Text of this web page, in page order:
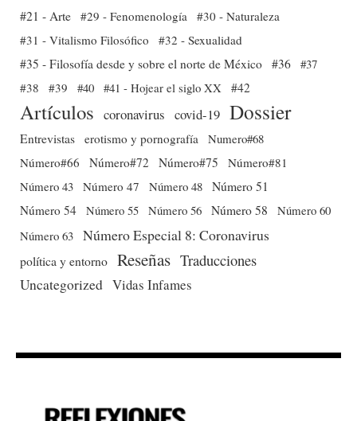
#21 - Arte #29 - Fenomenología
#30 - Naturaleza
#31 - Vitalismo Filosófico
#32 - Sexualidad
#35 - Filosofía desde y sobre el norte de México #36 #37
#38
#39 #40 #41 - Hojear el siglo XX #42
Artículos coronavirus covid-19 Dossier
Entrevistas erotismo y pornografía
Numero#68
Número#66
Número#72 Número#75
Número#81
Número 43 Número 47 Número 48 Número 51
Número 54 Número 55 Número 56 Número 58
Número 60
Número 63 Número Especial 8: Coronavirus
política y entorno Reseñas Traducciones
Uncategorized Vidas Infames